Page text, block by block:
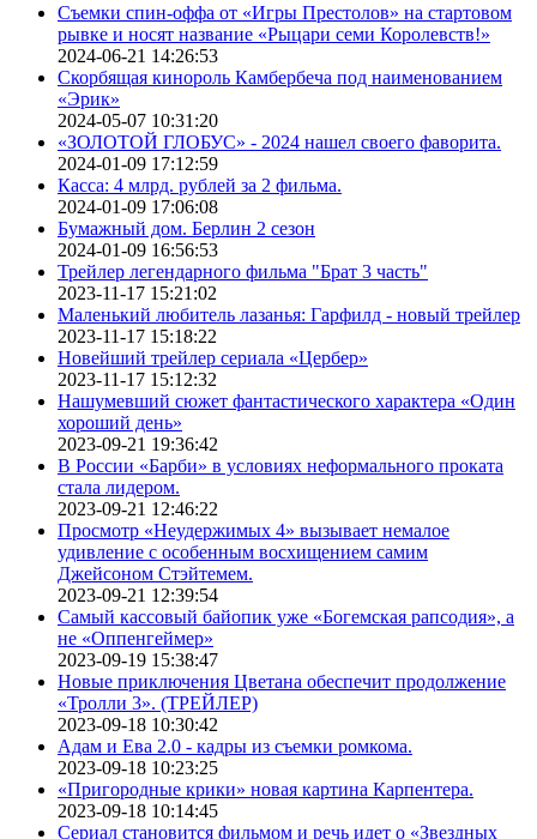
Съемки спин-оффа от «Игры Престолов» на стартовом
рывке и носят название «Рыцари семи Королевств!»
2024-06-21 14:26:53
Скорбящая кинороль Камбербеча под наименованием
«Эрик»
2024-05-07 10:31:20
«ЗОЛОТОЙ ГЛОБУС» - 2024 нашел своего фаворита.
2024-01-09 17:12:59
Касса: 4 млрд. рублей за 2 фильма.
2024-01-09 17:06:08
Бумажный дом. Берлин 2 сезон
2024-01-09 16:56:53
Трейлер легендарного фильма "Брат 3 часть"
2023-11-17 15:21:02
Маленький любитель лазанья: Гарфилд - новый трейлер
2023-11-17 15:18:22
Новейший трейлер сериала «Цербер»
2023-11-17 15:12:32
Нашумевший сюжет фантастического характера «Один
хороший день»
2023-09-21 19:36:42
В России «Барби» в условиях неформального проката
стала лидером.
2023-09-21 12:46:22
Просмотр «Неудержимых 4» вызывает немалое
удивление с особенным восхищением самим
Джейсоном Стэйтемем.
2023-09-21 12:39:54
Самый кассовый байопик уже «Богемская рапсодия», а
не «Оппенгеймер»
2023-09-19 15:38:47
Новые приключения Цветана обеспечит продолжение
«Тролли 3». (ТРЕЙЛЕР)
2023-09-18 10:30:42
Адам и Ева 2.0 - кадры из съемки ромкома.
2023-09-18 10:23:25
«Пригородные крики» новая картина Карпентера.
2023-09-18 10:14:45
Сериал становится фильмом и речь идет о «Звездных